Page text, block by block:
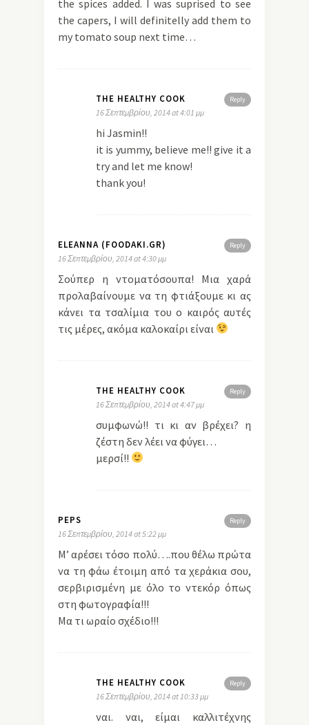
the spices added. I was suprised to see
the capers, I will definitelly add them to
my tomato soup next time…
Reply
THE HEALTHY COOK
16 Σεπτεμβρίου, 2014 at 4:01 μμ
hi Jasmin!!
it is yummy, believe me!! give it a
try and let me know!
thank you!
Reply
ELEANNA (FOODAKI.GR)
16 Σεπτεμβρίου, 2014 at 4:30 μμ
Σούπερ η ντοματόσουπα! Μια χαρά
προλαβαίνουμε να τη φτιάξουμε κι ας
κάνει τα τσαλίμια του ο καιρός αυτές
τις μέρες, ακόμα καλοκαίρι είναι
Reply
THE HEALTHY COOK
16 Σεπτεμβρίου, 2014 at 4:47 μμ
συμφωνώ!! τι κι αν βρέχει? η
ζέστη δεν λέει να φύγει…
μερσί!!
Reply
PEPS
16 Σεπτεμβρίου, 2014 at 5:22 μμ
Μ’ αρέσει τόσο πολύ….που θέλω πρώτα
να τη φάω έτοιμη από τα χεράκια σου,
σερβιρισμένη με όλο το ντεκόρ όπως
στη φωτογραφία!!!
Μα τι ωραίο σχέδιο!!!
Reply
THE HEALTHY COOK
16 Σεπτεμβρίου, 2014 at 10:33 μμ
ναι. ναι, είμαι καλλιτέχνης